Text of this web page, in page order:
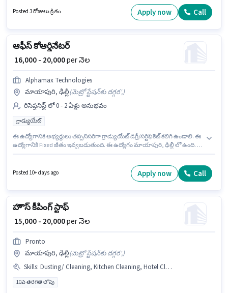
సంవత్సరాల అనుభవం ఉన్న వారికి కోసం అనుకూలంగా ఉంటుంది. మీరు నెలకు
Posted 3 రోజులు క్రితం Apply now Call
ఆఫీస్ కోఆర్డినేటర్
₹ 16,000 - 20,000per నెల
Alphamax Technologies
మాయాపురి, ఢిల్లీ(మెట్రో స్టేషన్‌కు దగ్గర',)
రిసెప్షనిస్ట్ లో 0 - 2 ఏళ్లు అనుభవం
గ్రాడ్యుయేట్
ఈ ఉద్యోగానికి అభ్యర్థులు తప్పనిసరిగా గ్రాడ్యుయేట్ డిగ్రీ/సర్టిఫికెట్ కలిగి ఉండాలి. ఈ
ఉద్యోగానికి Fixed జీతం ఇవ్వబడుతుంది. ఈ ఉద్యోగం మాయాపురి, ఢిల్లీ లో ఉంది. ఈ
లో రిసెప్షనిస్ట్ విభాగంలో ఆఫీస్ కోఆర్డినేటర్ గా చేరండి.
Posted 10+ days ago Apply now Call
హౌస్ కీపింగ్ స్టాఫ్
₹ 15,000 - 20,000per నెల
Pronto
మాయాపురి, ఢిల్లీ(మెట్రో స్టేషన్‌కు దగ్గర',)
Skills: Dusting/ Cleaning, Kitchen Cleaning, Hotel Cleaning, House Cleaning
10వ తరగతి లోపు